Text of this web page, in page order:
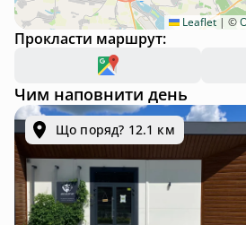
Leaflet | ©
Прокласти маршрут:
Чим наповнити день
Що поряд? 12.1 км